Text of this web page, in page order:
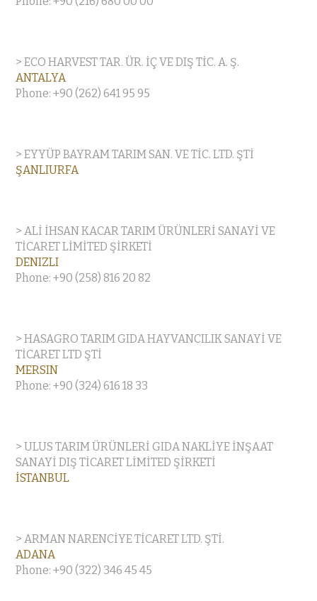
> ECO HARVEST TAR. ÜR. İÇ VE DIŞ TİC. A. Ş.
ANTALYA
Phone: +90 (262) 641 95 95
> EYYÜP BAYRAM TARIM SAN. VE TİC. LTD. ŞTİ
ŞANLIURFA
> ALİ İHSAN KACAR TARIM ÜRÜNLERİ SANAYİ VE
TİCARET LİMİTED ŞİRKETİ
DENIZLI
Phone: +90 (258) 816 20 82
> HASAGRO TARIM GIDA HAYVANCILIK SANAYİ VE
TİCARET LTD ŞTİ
MERSIN
Phone: +90 (324) 616 18 33
> ULUS TARIM ÜRÜNLERİ GIDA NAKLİYE İNŞAAT
SANAYİ DIŞ TİCARET LİMİTED ŞİRKETİ
İSTANBUL
> ARMAN NARENCİYE TİCARET LTD. ŞTİ.
ADANA
Phone: +90 (322) 346 45 45